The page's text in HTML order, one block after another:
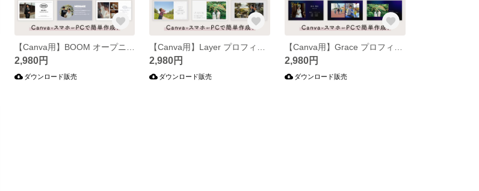
2,980円
ダウンロード販売
2,980円
ダウンロード販売
2,980円
ダウンロード販売